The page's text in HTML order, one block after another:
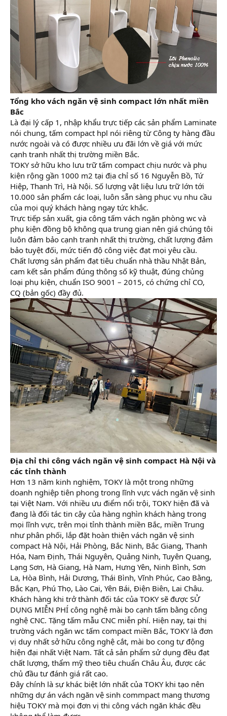
Tổng kho vách ngăn vệ sinh compact lớn nhất miền
Bắc
Là đại lý cấp 1, nhập khẩu trực tiếp các sản phẩm Laminate
nói chung, tấm compact hpl nói riêng từ Công ty hàng đầu
nước ngoài và có được nhiều ưu đãi lớn về giá với mức
cạnh tranh nhất thị trường miền Bắc.
TOKY sở hữu kho lưu trữ tấm compact chịu nước và phụ
kiện rộng gần 1000 m2 tại địa chỉ số 16 Nguyễn Bồ, Tứ
Hiệp, Thanh Trì, Hà Nội. Số lượng vật liệu lưu trữ lớn tới
10.000 sản phẩm các loại, luôn sẵn sàng phục vụ nhu cầu
của mọi quý khách hàng ngay tức khắc.
Trực tiếp sản xuất, gia công tấm vách ngăn phòng wc và
phụ kiện đồng bộ không qua trung gian nên giá chúng tôi
luôn đảm bảo cạnh tranh nhất thị trường, chất lượng đảm
bảo tuyệt đối, mức tiến độ công việc đạt mọi yêu cầu.
Chất lượng sản phẩm đạt tiêu chuẩn nhà thầu Nhật Bản,
cam kết sản phẩm đúng thông số kỹ thuật, đúng chủng
loại phụ kiện, chuẩn ISO 9001 – 2015, có chứng chỉ CO,
CQ (bản gốc) đầy đủ.
Địa chỉ thi công vách ngăn vệ sinh compact Hà Nội và
các tỉnh thành
Hơn 13 năm kinh nghiệm, TOKY là một trong những
doanh nghiệp tiên phong trong lĩnh vực vách ngăn vệ sinh
tại Việt Nam. Với nhiều ưu điểm nổi trội, TOKY hiện đã và
đang là đối tác tin cậy của hàng nghìn khách hàng trong
mọi lĩnh vực, trên mọi tỉnh thành miền Bắc, miền Trung
như phân phối, lắp đặt hoàn thiện vách ngăn vệ sinh
compact Hà Nội, Hải Phòng, Bắc Ninh, Bắc Giang, Thanh
Hóa, Nam Định, Thái Nguyên, Quảng Ninh, Tuyên Quang,
Lạng Sơn, Hà Giang, Hà Nam, Hưng Yên, Ninh Bình, Sơn
La, Hòa Bình, Hải Dương, Thái Bình, Vĩnh Phúc, Cao Bằng,
Bắc Kạn, Phú Thọ, Lào Cai, Yên Bái, Điện Biên, Lai Châu.
Khách hàng khi trở thành đối tác của TOKY sẽ được SỬ
DỤNG MIỄN PHÍ công nghệ mài bo cạnh tấm bằng công
nghệ CNC. Tặng tấm mẫu CNC miễn phí. Hiện nay, tại thị
trường vách ngăn wc tấm compact miền Bắc, TOKY là đơn
vị duy nhất sở hữu công nghệ cắt, mài bo cong tự động
hiện đại nhất Việt Nam. Tất cả sản phẩm sử dụng đều đạt
chất lượng, thẩm mỹ theo tiêu chuẩn Châu Âu, được các
chủ đầu tư đánh giá rất cao.
Đây chính là sự khác biệt lớn nhất của TOKY khi tạo nên
những dự án vách ngăn vệ sinh commpact mang thương
hiệu TOKY mà mọi đơn vị thi công vách ngăn khác đều